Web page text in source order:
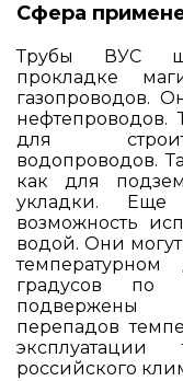
Сфера
Трубы ВУС
прокладке
газопроводов.
нефтепроводов.
для
водопроводов.
как для
укладки.
возможность
водой. Они
градусов
подвержены
перепадов
российского